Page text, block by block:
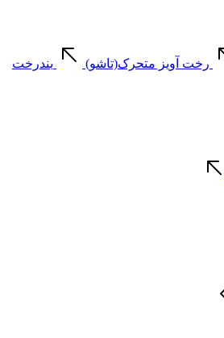
رخت آویز متحرک(تاشو) بندرخت